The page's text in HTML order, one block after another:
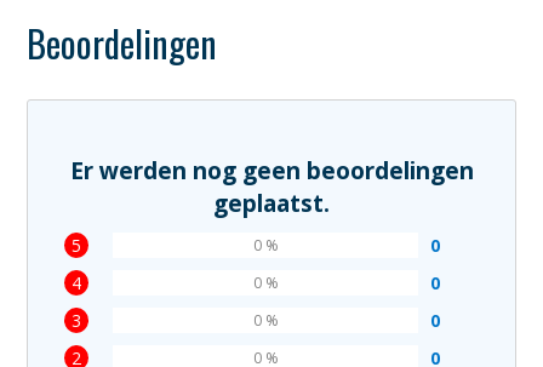
Beoordelingen
Er werden nog geen beoordelingen
geplaatst.
5 0
0 %
4 0
0 %
3 0
0 %
2 0
0 %